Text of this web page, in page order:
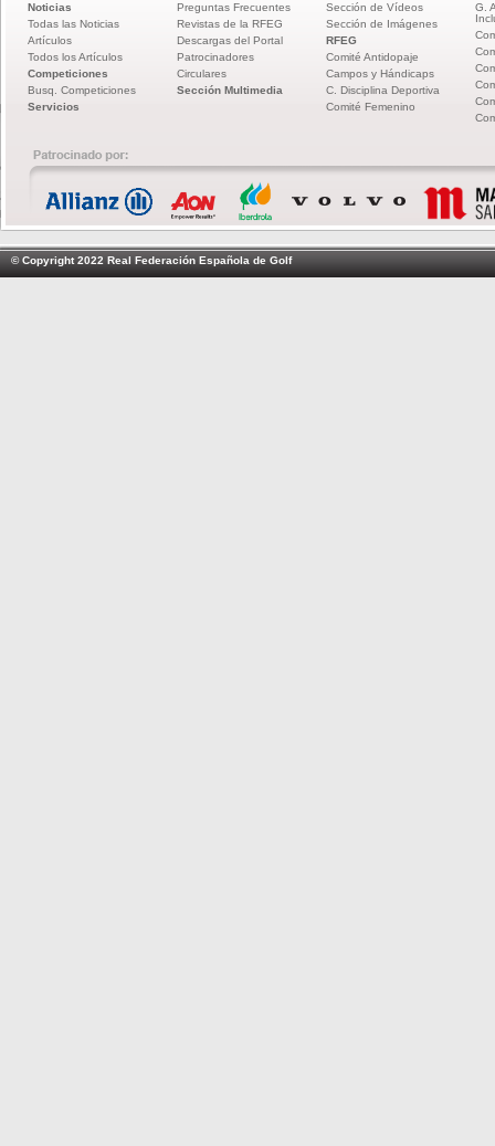
Noticias
Todas las Noticias
Artículos
Todos los Artículos
Competiciones
Busq. Competiciones
Servicios
Preguntas Frecuentes
Revistas de la RFEG
Descargas del Portal
Patrocinadores
Circulares
Sección Multimedia
Sección de Vídeos
Sección de Imágenes
RFEG
Comité Antidopaje
Campos y Hándicaps
C. Disciplina Deportiva
Comité Femenino
G.
© Copyright 2022 Real Federación Española de Golf